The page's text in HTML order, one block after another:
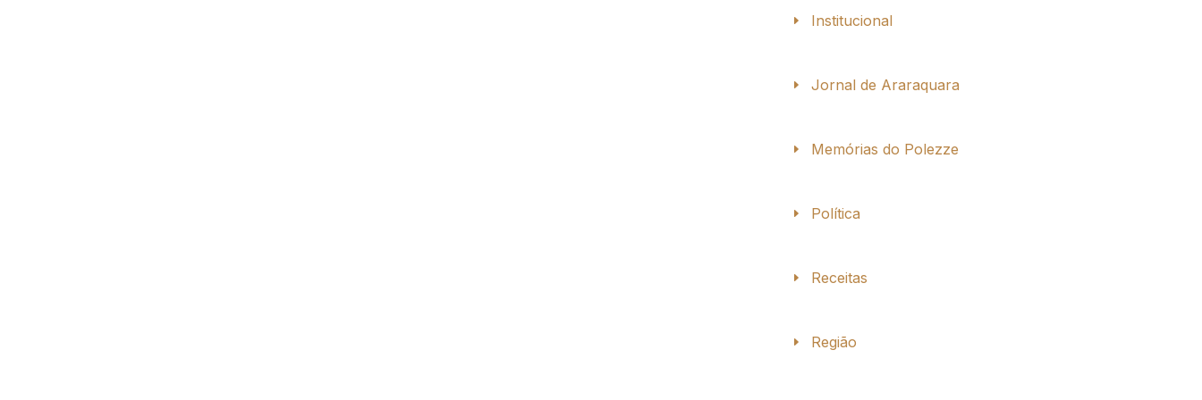
Institucional
Jornal de Araraquara
Memórias do Polezze
Política
Receitas
Região